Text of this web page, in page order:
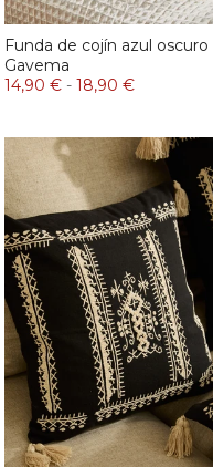
Funda de cojín azul oscuro
Gavema
14,90 € - 18,90 €